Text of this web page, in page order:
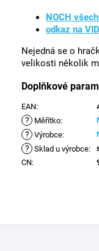
NOCH
odkaz na
Nejedná se o
velikosti několik
Doplňkové
EAN:
? Měřítko:
? Výrobce:
? Sklad u výrobce:
CN: